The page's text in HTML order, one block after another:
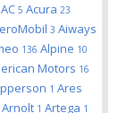
AC 5 Acura 23
3 Aiways
136 Alpine 10
Motors 16
1 Ares
Arnolt 1 Artega 1